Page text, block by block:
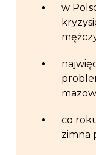
w
co
zimna